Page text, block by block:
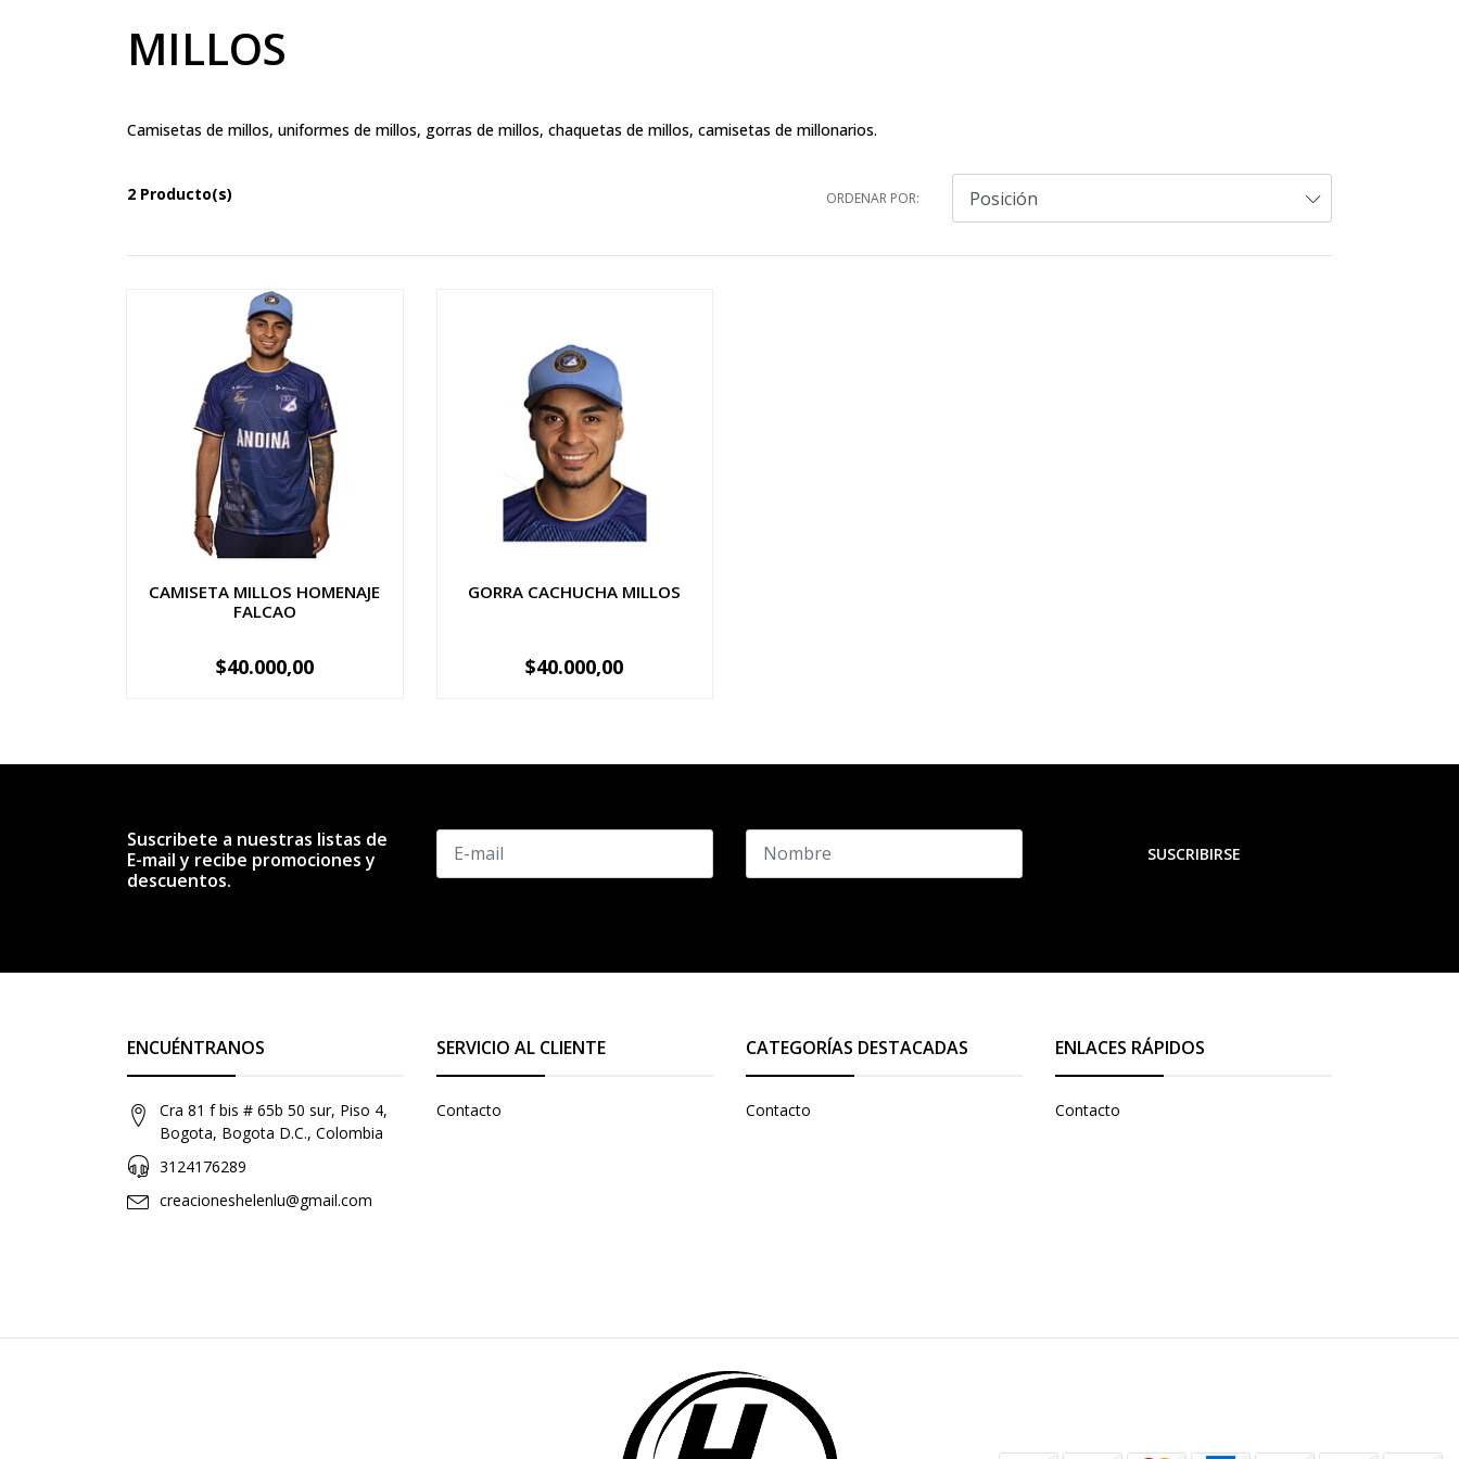
MILLOS
Camisetas de millos, uniformes de millos, gorras de millos, chaquetas de millos, camisetas de millonarios.
2 Producto(s) ORDENAR POR:
CAMISETA MILLOS HOMENAJE
FALCAO
VER OPCIONES
$40.000,00
GORRA CACHUCHA MILLOS
+
$40.000,00
Suscribete a nuestras listas de
E-mail y recibe promociones y
descuentos.
SUSCRIBIRSE
ENCUÉNTRANOS
Cra 81 f bis # 65b 50 sur, Piso 4,
Bogota, Bogota D.C., Colombia
3124176289
creacioneshelenlu@gmail.com
SERVICIO AL CLIENTE
Contacto
CATEGORÍAS DESTACADAS
Contacto
ENLACES RÁPIDOS
Contacto